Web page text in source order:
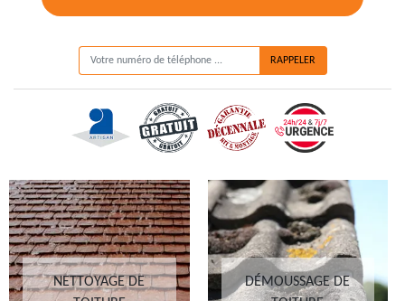
NETTOYAGE DE
DÉMOUSSAGE DE